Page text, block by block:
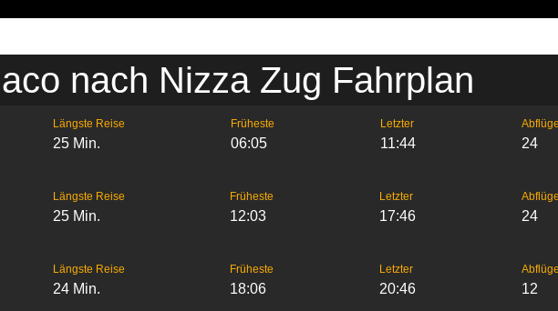
nach Nizza Zug Fahrplan
Längste Reise
25 Min.
Früheste
06:05
Letzter
11:44
Abflüge
24
Längste Reise
25 Min.
Früheste
12:03
Letzter
17:46
Abflüge
24
Längste Reise
24 Min.
Früheste
18:06
Letzter
20:46
Abflüge
12